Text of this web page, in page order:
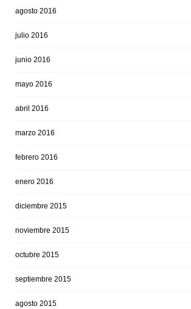
agosto 2016
julio 2016
junio 2016
mayo 2016
abril 2016
marzo 2016
febrero 2016
enero 2016
diciembre 2015
noviembre 2015
octubre 2015
septiembre 2015
agosto 2015